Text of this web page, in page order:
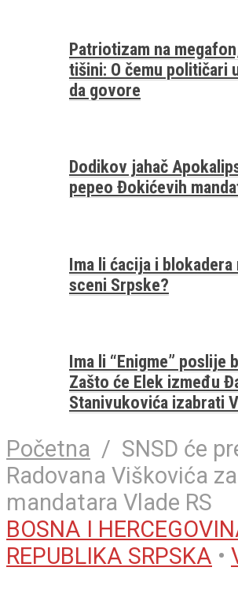
Patriotizam na
tišini: O čemu političari
da govore
Dodikov jahač
pepeo Đokićevih
Ima li ćacija i
sceni Srpske?
Ima li “Enigme” poslije
Zašto će Elek između
Stanivukovića izabrati
Početna / SNSD će
Radovana Viškovića za
mandatara Vlade RS
BOSNA I
REPUBLIKA SRPSKA •